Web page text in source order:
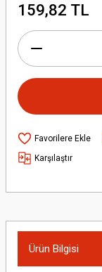
159,82 TL
Karşılaştır
Ürün Bilgisi